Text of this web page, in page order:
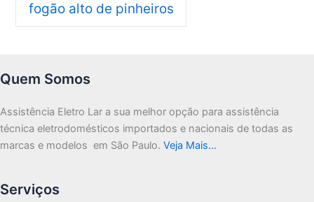
fogão alto de pinheiros
Quem Somos
Assistência Eletro Lar a sua melhor opção para assistência
técnica eletrodomésticos importados e nacionais de todas as
marcas e modelos em São Paulo. Veja Mais…
Serviços